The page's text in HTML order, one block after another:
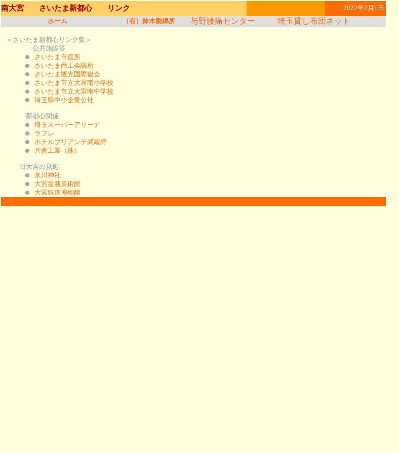
南大宮 さいたま新都心 リンク
2022年2月1日
ホーム
（有）鈴木製綿所 与野腰痛センター 埼玉貸し布団ネット
＜さいたま新都心リンク集＞
公共施設等
さいたま市役所
さいたま商工会議所
さいたま観光国際協会
さいたま市立大宮南小学校
さいたま市立大宮南中学校
埼玉県中小企業公社
新都心関係
埼玉スーパーアリーナ
ラフレ
ホテルブリアンテ武蔵野
片倉工業（株）
旧大宮の見処
氷川神社
大宮盆栽美術館
大宮鉄道博物館